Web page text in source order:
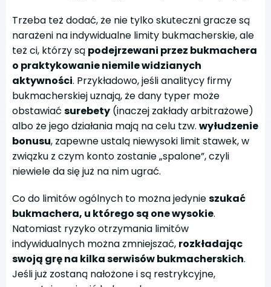
Trzeba też dodać, że nie tylko skuteczni gracze są
narażeni na indywidualne limity bukmacherskie, ale
też ci, którzy są podejrzewani przez bukmachera
o praktykowanie niemile widzianych
aktywności. Przykładowo, jeśli analitycy firmy
bukmacherskiej uznają, że dany typer może
obstawiać surebety (inaczej zakłady arbitrażowe)
albo że jego działania mają na celu tzw. wyłudzenie
bonusu, zapewne ustalą niewysoki limit stawek, w
związku z czym konto zostanie „spalone”, czyli
niewiele da się już na nim ugrać.
Co do limitów ogólnych to można jedynieszukać
bukmachera, u którego są one wysokie.
Natomiast ryzyko otrzymania limitów
indywidualnych można zmniejszać, rozkładając
swoją grę na kilka serwisów bukmacherskich.
Jeśli już zostaną nałożone i są restrykcyjne,